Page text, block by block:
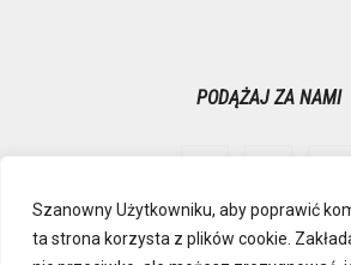
Szanowny Użytkowniku, aby poprawić
ta strona korzysta z plików cookie.
PODĄŻAJ ZA NAMI
Ochrona danych osobowych Inspektor